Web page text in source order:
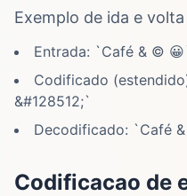
Exemplo de ida e
Entrada: `Café & ©
Codificado
&#128512;`
Decodificado: `Café
Codificacao de